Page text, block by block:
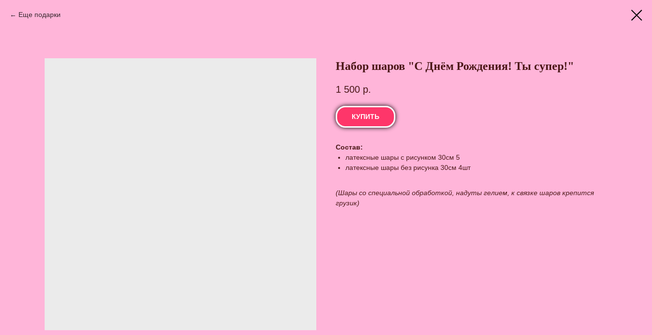
Еще подарки
Набор шаров "С Днём Рождения! Ты супер!"
1 500 р.
КУПИТЬ
Состав:
латексные шары с рисунком 30см 5
латексные шары без рисунка 30см 4шт
(Шары со специальной обработкой, надуты гелием, к связке шаров крепится
грузик)